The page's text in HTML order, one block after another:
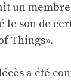
un
le son de
Things».
a été